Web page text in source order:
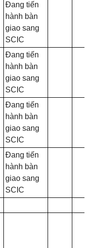
Đang tiến
hành bàn
giao sang
SCIC
Đang tiến
hành bàn
giao sang
SCIC
Đang tiến
hành bàn
giao sang
SCIC
Đang tiến
hành bàn
giao sang
SCIC